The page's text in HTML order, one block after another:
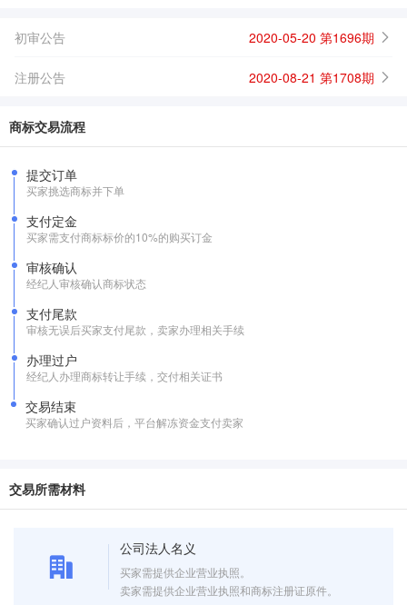
初审公告 2020-05-20 第1696期
注册公告 2020-08-21 第1708期
商标交易流程
提交订单
买家挑选商标并下单
支付定金
买家需支付商标标价的10%的购买订金
审核确认
经纪人审核确认商标状态
支付尾款
审核无误后买家支付尾款，卖家办理相关手续
办理过户
经纪人办理商标转让手续，交付相关证书
交易结束
买家确认过户资料后，平台解冻资金支付卖家
交易所需材料
公司法人名义
买家需提供企业营业执照。
卖家需提供企业营业执照和商标注册证原件。